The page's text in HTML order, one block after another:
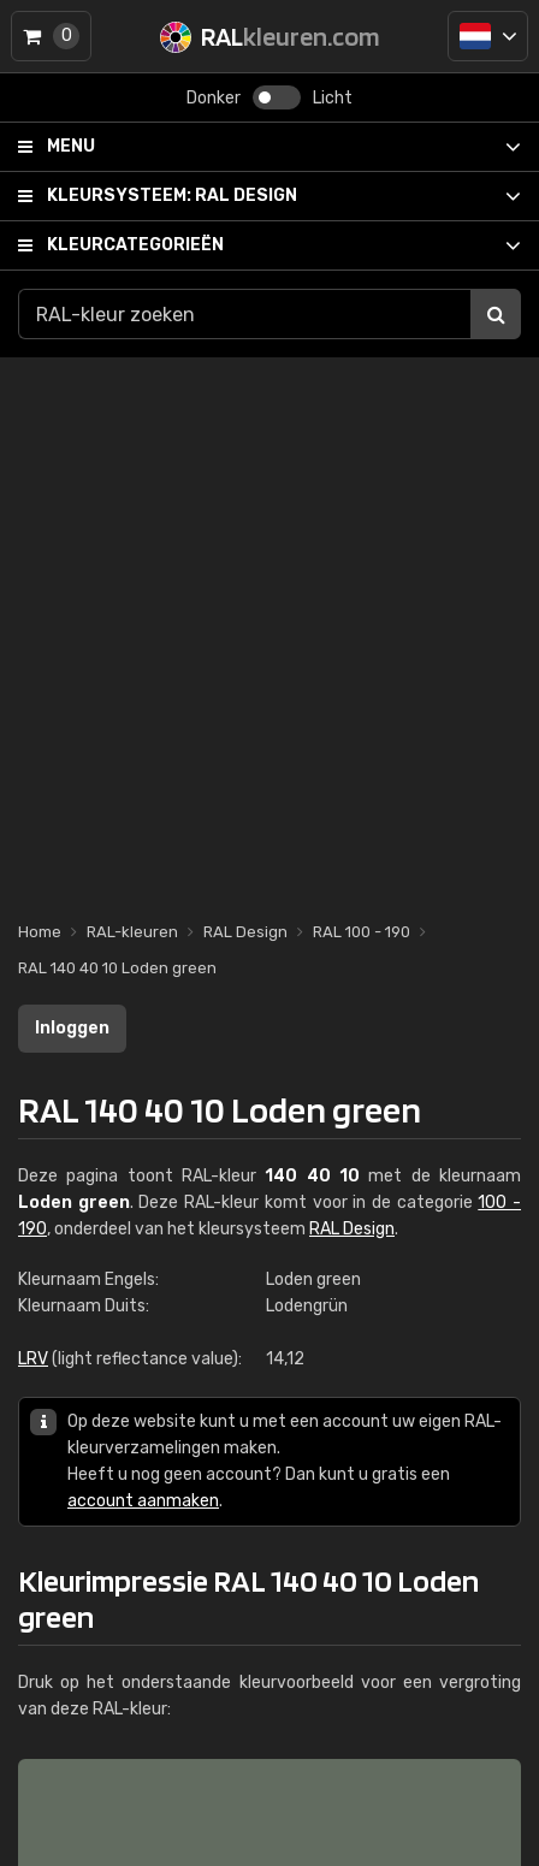
RALkleuren.com
Donker Licht
MENU
KLEURSYSTEEM: RAL DESIGN
KLEURCATEGORIEËN
0
Home RAL-kleuren RAL Design
RAL 100 - 190
RAL 140 40 10 Loden green
Inloggen
RAL 140 40 10 Loden green
Deze pagina toont RAL-kleur140 40 10 met de kleurnaam
Loden green. Deze RAL-kleur komt voor in de categorie100 -
190, onderdeel van het kleursysteem RAL Design.
Kleurnaam Engels:
Loden green
Kleurnaam Duits:
Lodengrün
LRV(light reflectance value): 14,12
Op deze website kunt u met een account uw eigen RAL-
kleurverzamelingen maken.
Heeft u nog geen account? Dan kunt u gratis een
account aanmaken.
Kleurimpressie RAL 140 40 10 Loden
green
Druk op het onderstaande kleurvoorbeeld voor een vergroting
van deze RAL-kleur: